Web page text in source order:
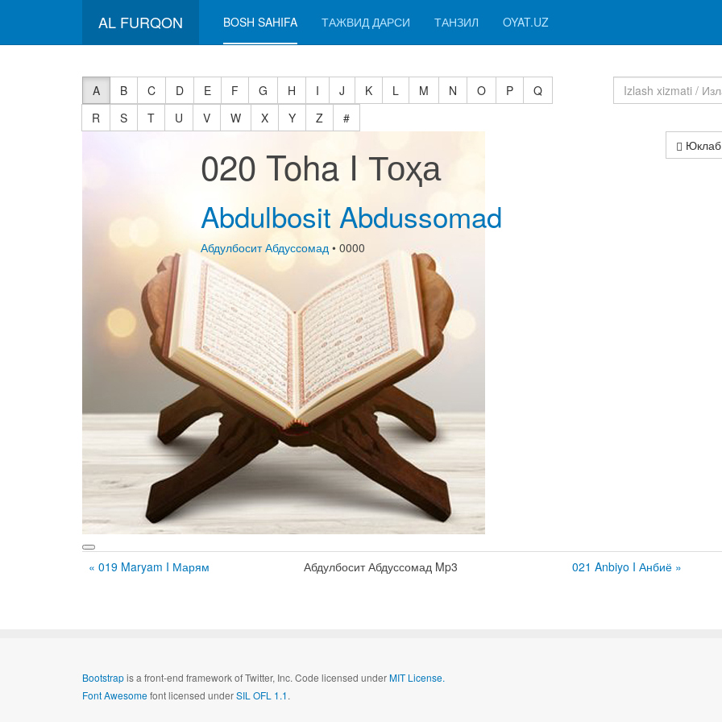
AL FURQON BOSH SAHIFA ТАЖВИД ДАРСИ ТАНЗИЛ OYAT.UZ
A B C D E F G H I J K L M N O P
Q
R
S T U V W X Y Z
#
020 Toha I Тоҳа
Abdulbosit Abdussomad
Абдулбосит Абдуссомад • 0000
« 019 Maryam I Марям Абдулбосит Абдуссомад Mp3 021 Anbiyo I Анбиё »
Bootstrapis a front-end framework of Twitter, Inc. Code licensed underMIT License.
Font Awesomefont licensed underSIL OFL 1.1.